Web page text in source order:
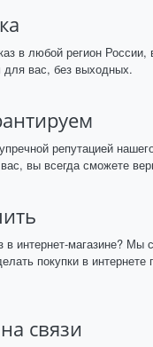
в любой регион России,
вас, без выходных.
репутацией
вы всегда сможете
в интернет-магазине? Мы
покупки в интернете
связи